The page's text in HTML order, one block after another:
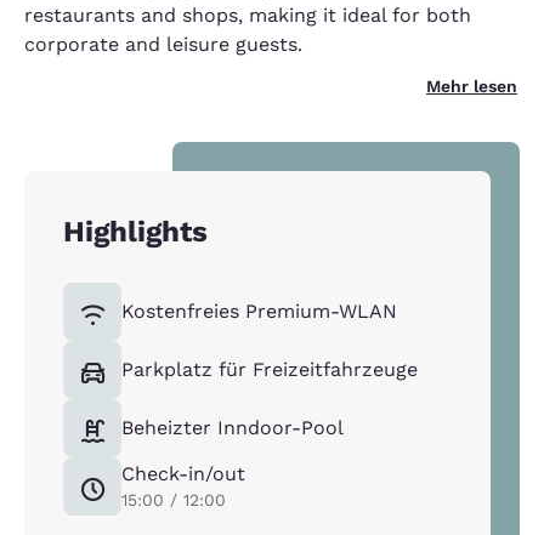
restaurants and shops, making it ideal for both
corporate and leisure guests.
Mehr lesen
Highlights
Kostenfreies Premium-WLAN
Parkplatz für Freizeitfahrzeuge
Beheizter Inndoor-Pool
Check-in/out
15:00 / 12:00